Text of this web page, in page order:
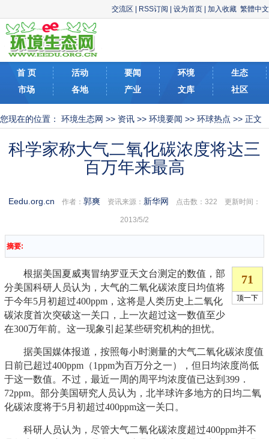
交流区 RSS订阅 设为首页 加入收藏 繁體中文
首 页 活动 要闻 环境
生态
市场
各地 产业 文库 社区
您现在的位置： 环境生态网 >> 资讯 >> 环境要闻 >> 环球热点 >> 正文
科学家称大气二氧化碳浓度将达三
百万年来最高
Eedu.org.cn 作者： 郭爽 资讯来源： 新华网 点击数： 322 更新时间：
2013/5/2
摘要:
根据美国夏威夷冒纳罗亚天文台测定的数值，部
分美国科研人员认为，大气的二氧化碳浓度日均值将
于今年5月初超过400ppm，这将是人类历史上二氧化
碳浓度首次突破这一关口，上一次超过这一数值至少
在300万年前。这一现象引起某些研究机构的担忧。
据美国媒体报道，按照每小时测量的大气二氧化碳浓度值
日前已超过400ppm（1ppm为百万分之一），但日均浓度尚低
于这一数值。不过，最近一周的周平均浓度值已达到399．
72ppm。部分美国研究人员认为，北半球许多地方的日均二氧
化碳浓度将于5月初超过400ppm这一关口。
科研人员认为，尽管大气二氧化碳浓度超过400ppm并不